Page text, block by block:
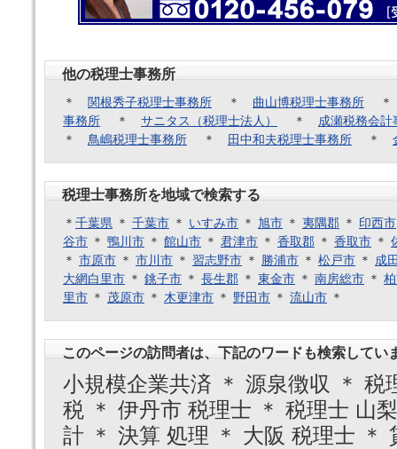
他の税理士事務所
＊ 関根秀子税理士事務所 ＊ 曲山博税理士事務所
事務所 ＊ サニタス（税理士法人） ＊ 成瀬税務会計
＊ 鳥嶋税理士事務所 ＊ 田中和夫税理士事務所 ＊
税理士事務所を地域で検索する
＊ 千葉県 ＊ 千葉市 ＊ いすみ市 ＊ 旭市 ＊ 夷隅郡 ＊ 印西市
谷市 ＊ 鴨川市 ＊ 館山市 ＊ 君津市 ＊ 香取郡 ＊ 香取市 ＊
＊ 市原市 ＊ 市川市 ＊ 習志野市 ＊ 勝浦市 ＊ 松戸市 ＊ 成
大網白里市 ＊ 銚子市 ＊ 長生郡 ＊ 東金市 ＊ 南房総市 ＊
里市 ＊ 茂原市 ＊ 木更津市 ＊ 野田市 ＊ 流山市 ＊
このページの訪問者は、下記のワードも検索してい
小規模企業共済 ＊ 源泉徴収 ＊ 税
税 ＊ 伊丹市 税理士 ＊ 税理士 山
計 ＊ 決算 処理 ＊ 大阪 税理士 ＊